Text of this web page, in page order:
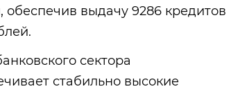
обеспечив выдачу 9286 кредитов
сектора
стабильно высокие